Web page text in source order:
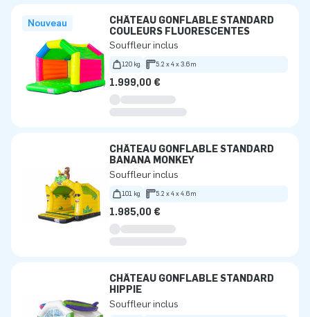
Nouveau
CHÂTEAU GONFLABLE STANDARD
COULEURS FLUORESCENTES
Souffleur inclus
120 kg 5.2 x 4 x 3.6m
1.999,00 €
CHÂTEAU GONFLABLE STANDARD
BANANA MONKEY
Souffleur inclus
101 kg 5.2 x 4 x 4.6m
1.985,00 €
CHÂTEAU GONFLABLE STANDARD
HIPPIE
Souffleur inclus